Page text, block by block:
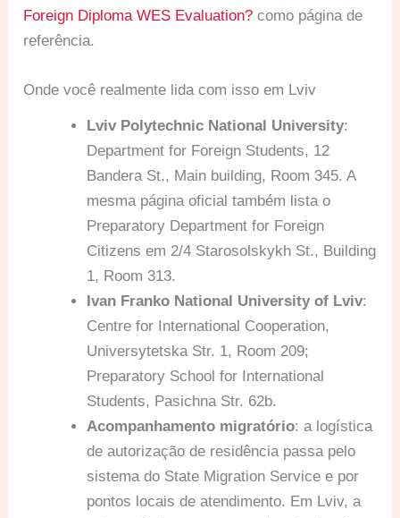
Foreign Diploma WES Evaluation? como página de
referência.
Onde você realmente lida com isso em Lviv
Lviv Polytechnic National University:
Department for Foreign Students, 12
Bandera St., Main building, Room 345. A
mesma página oficial também lista o
Preparatory Department for Foreign
Citizens em 2/4 Starosolskykh St., Building
1, Room 313.
Ivan Franko National University of Lviv:
Centre for International Cooperation,
Universytetska Str. 1, Room 209;
Preparatory School for International
Students, Pasichna Str. 62b.
Acompanhamento migratório: a logística
de autorização de residência passa pelo
sistema do State Migration Service e por
pontos locais de atendimento. Em Lviv, a